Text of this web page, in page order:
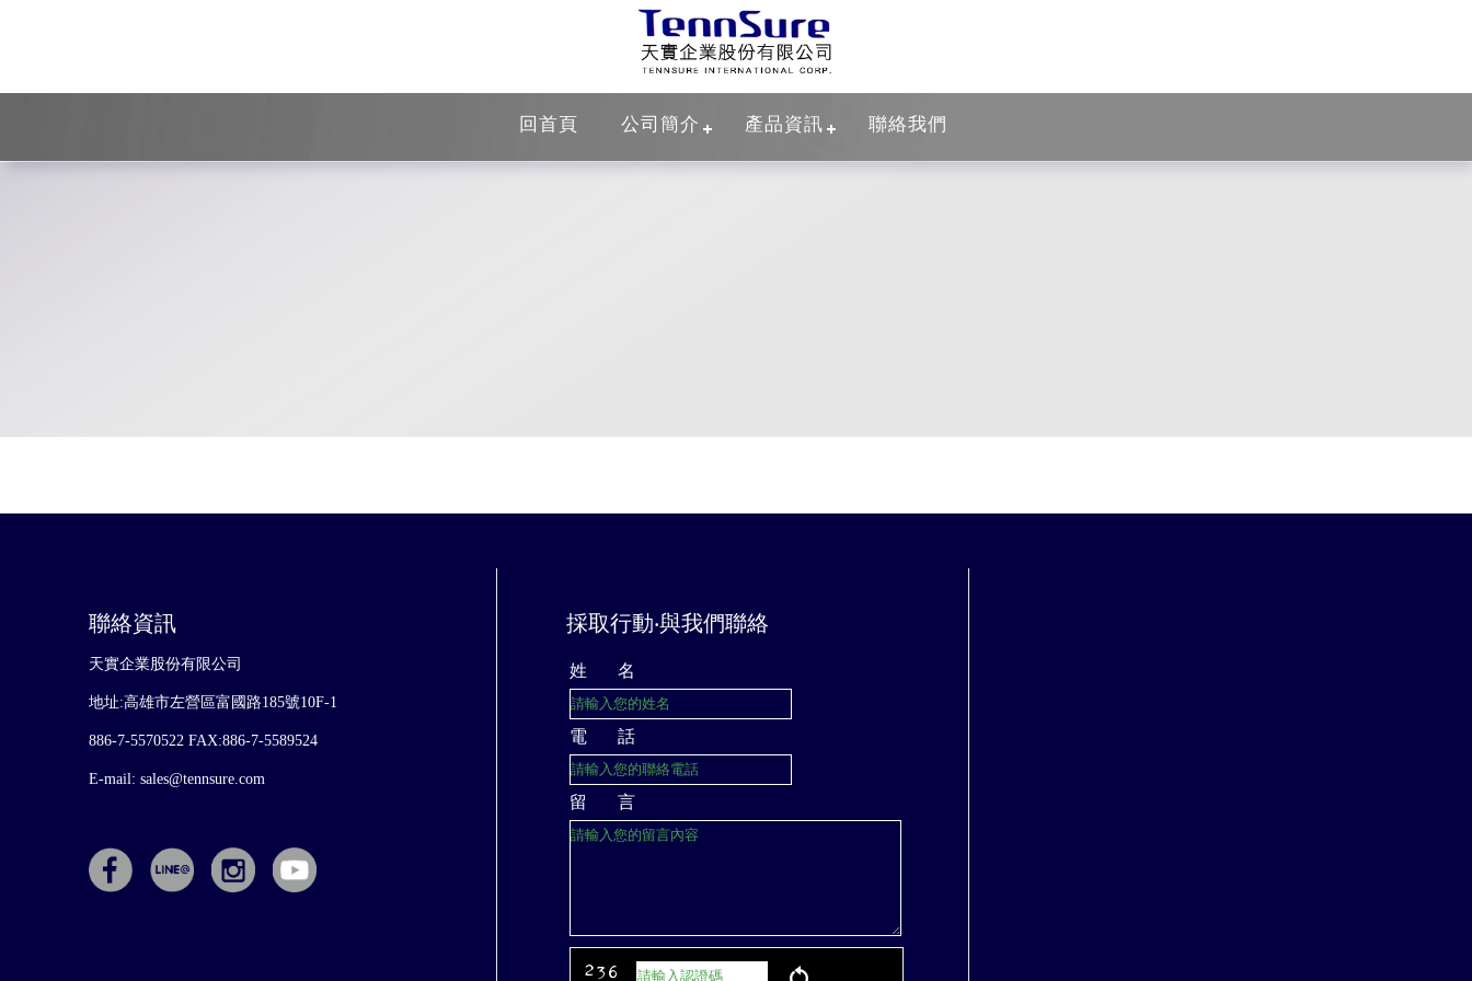
回首頁 公司簡介 產品資訊 聯絡我們
聯絡資訊
天實企業股份有限公司
地址:高雄市左營區富國路185號10F-1
886-7-5570522FAX:886-7-5589524
E-mail: sales@tennsure.com
採取行動‧與我們聯絡